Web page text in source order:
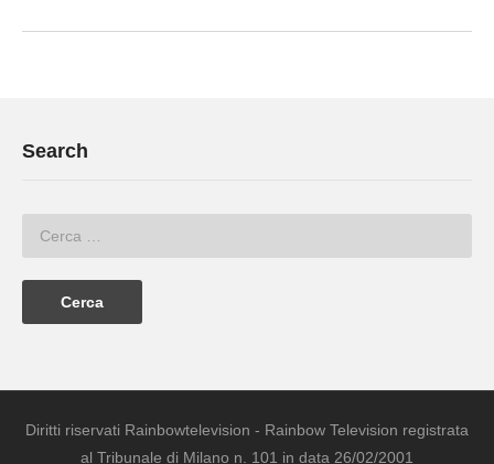
Search
Diritti riservati Rainbowtelevision - Rainbow Television registrata
al Tribunale di Milano n. 101 in data 26/02/2001